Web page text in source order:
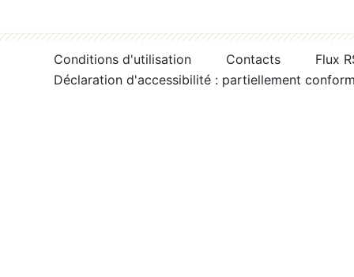
Conditions d'utilisation Contacts
Flux
Déclaration d'accessibilité : partiellement